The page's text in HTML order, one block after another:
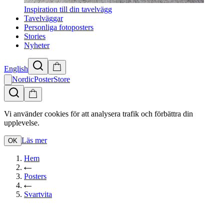
Inspiration till din tavelvägg
Tavelväggar
Personliga fotoposters
Stories
Nyheter
English
NordicPosterStore
Vi använder cookies för att analysera trafik och förbättra din
upplevelse.
OK Läs mer
Hem
Posters
Svartvita